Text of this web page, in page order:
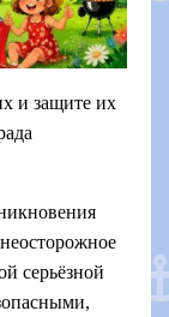
и защите их
серьёзной